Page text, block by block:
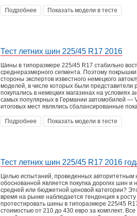
Подробнее Показать модели в тесте
Тест летних шин 225/45 R17 2016
Шины в типоразмере 225/45 R17 стабильно
среднеразмерного сегмента. Поэтому
стороны экспертов известного немецкого
моделей, в числе которых были представители
покупались в немецких магазинах на условиях
самых популярных в Германии автомобилей —
итоговых мест являлись сбалансированные
Подробнее Показать модели в тесте
Тест летних шин 225/45 R17 2016
Целью испытаний, проведенных авторитетным
обоснованной является покупка дорогих шин
средней или бюджетной ценовой категории?
время на рынке наблюдается тенденция к
протестировать шины в типоразмере 225/45
стоимостью от 210 до 430 евро за комплект.